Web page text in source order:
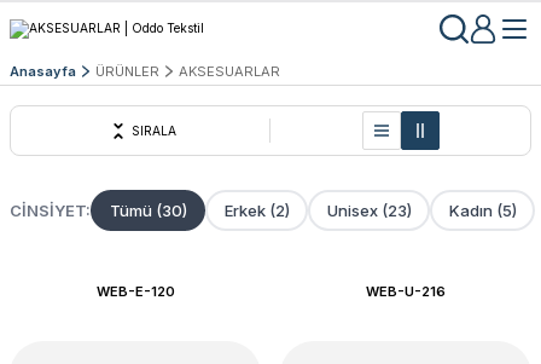
Anasayfa ÜRÜNLER AKSESUARLAR
SIRALA
CINSIYET: Tümü (30) Erkek (2) Unisex (23) Kadın (5)
WEB-E-120 WEB-U-216